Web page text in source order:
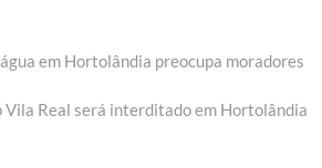
em Hortolândia preocupa moradores
Vila Real será interditado em Hortolândia